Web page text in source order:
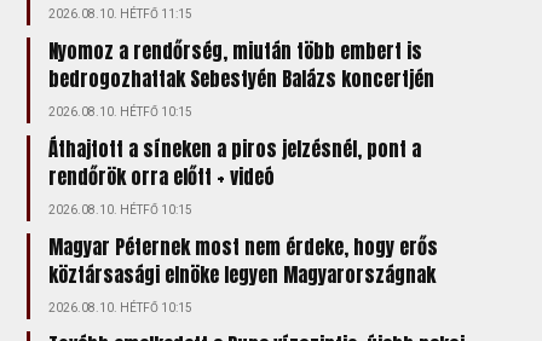
2026.08.10. HÉTFŐ 11:15
Nyomoz a rendőrség, miután több embert is
bedrogozhattak Sebestyén Balázs koncertjén
2026.08.10. HÉTFŐ 10:15
Áthajtott a síneken a piros jelzésnél, pont a
rendőrök orra előtt + videó
2026.08.10. HÉTFŐ 10:15
Magyar Péternek most nem érdeke, hogy erős
köztársasági elnöke legyen Magyarországnak
2026.08.10. HÉTFŐ 10:15